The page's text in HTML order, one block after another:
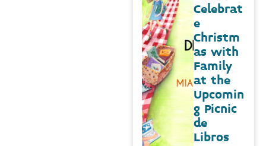
Celebrat
e
Christm
as with
Family
at the
Upcomin
g Picnic
de
Libros